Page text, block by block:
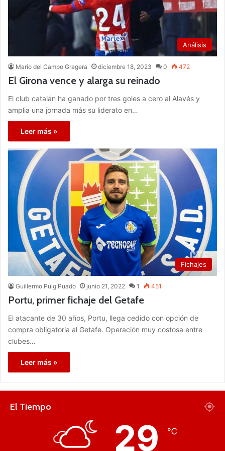
Análisis
Mario del Campo Gragera diciembre 18, 2023 0 472
El Girona vence y alarga su reinado
El club catalán ha ganado por tres goles a cero al Alavés y
amplia una jornada más su liderato en…
Leer más »
Fichajes
Guillermo Puig Puado junio 21, 2022 1 451
Portu, primer fichaje del Getafe
El atacante de 30 años, Portu, llega cedido con opción de
compra obligatoria al Getafe. Operación muy costosa entre
clubes…
Leer más »
El Tiempo
29 ℃